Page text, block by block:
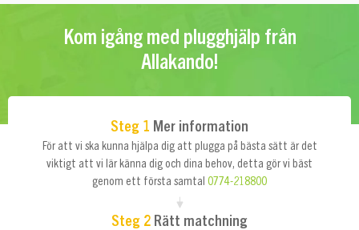
Kom igång med plugghjälp från
Allakando!
Steg 1 Mer information
För att vi ska kunna hjälpa dig att plugga på bästa sätt är det
viktigt att vi lär känna dig och dina behov, detta gör vi bäst
genom ett första samtal 0774-218800
Steg 2 Rätt matchning